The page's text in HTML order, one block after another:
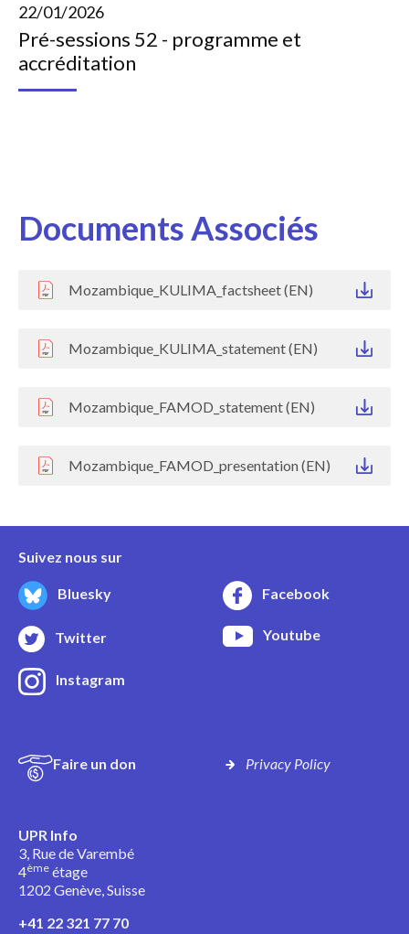
22/01/2026
Pré-sessions 52 - programme et
accréditation
Documents Associés
Mozambique_KULIMA_factsheet (EN)
Mozambique_KULIMA_statement (EN)
Mozambique_FAMOD_statement (EN)
Mozambique_FAMOD_presentation (EN)
Suivez nous sur
Bluesky Facebook
Twitter Youtube
Instagram
Faire un don Privacy Policy
UPR Info
3, Rue de Varembé
4ème étage
1202 Genève, Suisse
+41 22 321 77 70